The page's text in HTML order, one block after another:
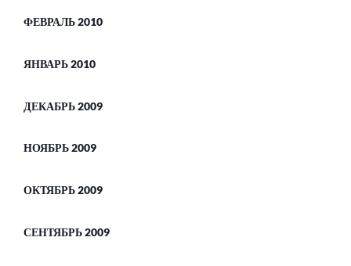
ФЕВРАЛЬ 2010
ЯНВАРЬ 2010
ДЕКАБРЬ 2009
НОЯБРЬ 2009
ОКТЯБРЬ 2009
СЕНТЯБРЬ 2009